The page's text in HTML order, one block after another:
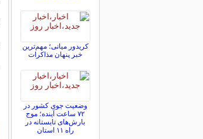
کریدور میانی؛ مهم‌ترین
خبر پنهان مذاکرات
وضعیت جوی کشور در
۷۲ ساعت آینده؛ موج
بارش‌های تابستانه در
راه ۱۱ استان